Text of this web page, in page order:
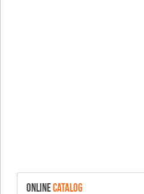
ONLINECATALOG